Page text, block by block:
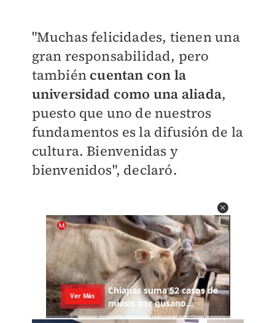
"Muchas felicidades, tienen una
gran responsabilidad, pero
también cuentan con la
universidad como una aliada,
puesto que uno de nuestros
fundamentos es la difusión de la
cultura. Bienvenidas y
bienvenidos", declaró.